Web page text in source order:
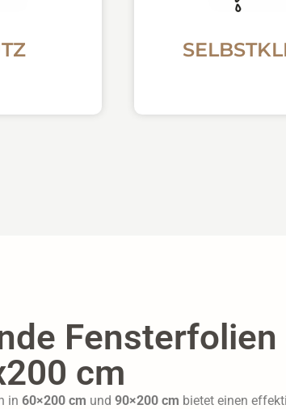
cm
in 60×200 cm und 90×200 cm bietet einen